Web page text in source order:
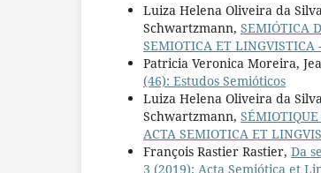
Luiza Helena Oliveira da
Schwartzmann, SEMIÓTICA
SEMIOTICA ET LINGVISTICA
Patricia Veronica Moreira,
(46): Estudos Semióticos
Luiza Helena Oliveira da
Schwartzmann,
ACTA SEMIOTICA ET
François Rastier Rastier, Da
3 (2019): Acta Semiótica et